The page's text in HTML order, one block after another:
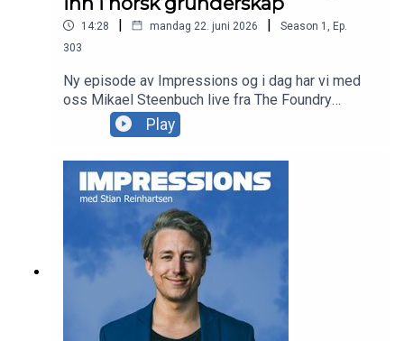
14:28 | mandag 22. juni 2026 | Season 1
Ep.
303
Ny episode av Impressions og i dag har vi med
oss Mikael Steenbuch live fra The Foundry
konferansen i Mandal. Mikael har vært på
podcasten en gang tidligere, men denne gangen
tatt opp i denne kortere episoden, enjoy! Takk for
at du lytter til Impressions Podcast! Har du
forslag til gjester vi kan invitere? Send oss en
melding på sosiale medier:Instagram:
instagram.com/impressionspodTikTok:
tiktok.com/@impressionspod
Play